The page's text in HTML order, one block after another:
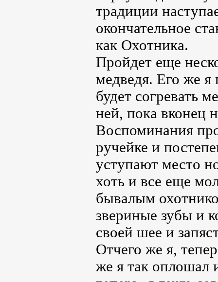
традиции
окончательное
как Охотника.
Пройдет еще
медведя. Его же
будет согревать
ней, пока вконец
Воспоминания
ручейке и
уступают место
хоть и все еще
бывалым
звериные зубы и
своей шее и
Отчего же я,
же я так оплошал